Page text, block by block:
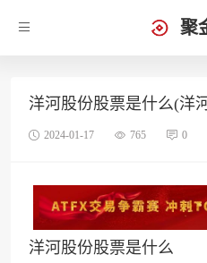
聚
洋河股份股票是什么(洋
2024-01-17 765 0
洋河股份股票是什么